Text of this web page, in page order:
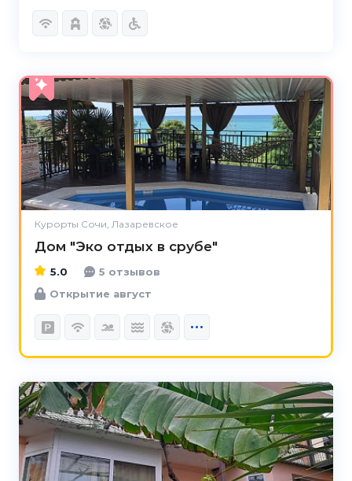
Курорты Сочи, Лазаревское
Дом "Эко отдых в срубе"
5.0
5.0
5 отзывов
Открытие август
4.8